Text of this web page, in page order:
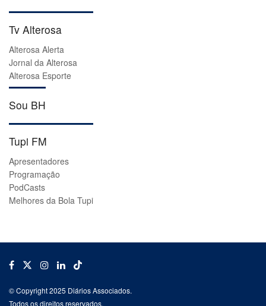
Tv Alterosa
Alterosa Alerta
Jornal da Alterosa
Alterosa Esporte
Sou BH
Tupi FM
Apresentadores
Programação
PodCasts
Melhores da Bola Tupi
© Copyright 2025 Diários Associados.
Todos os direitos reservados.